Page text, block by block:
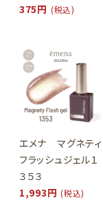
375円 (税込)
エメナ マグネティ
フラッシュジェル１
３５３
1,993円 (税込)